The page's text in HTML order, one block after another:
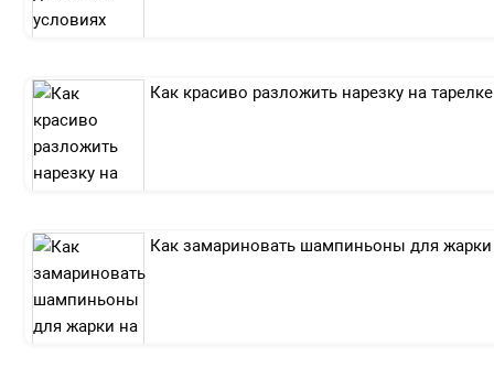
Как красиво разложить нарезку на
Как замариновать шампиньоны для жарки